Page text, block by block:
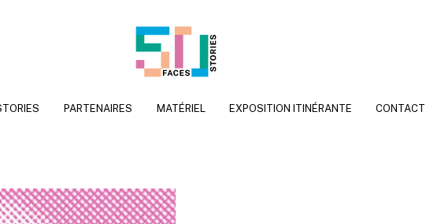
PARTENAIRES MATÉRIEL EXPOSITION ITINÉRANTE CONTACT